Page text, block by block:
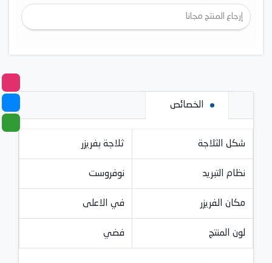
إرجاع المنتج مجانا
الخصائص
شكل الثلاجة ثلاجة بفريزر
نظام التبريد نوفروست
مكان الفريزر في الاعلى
لون المنتج فضي